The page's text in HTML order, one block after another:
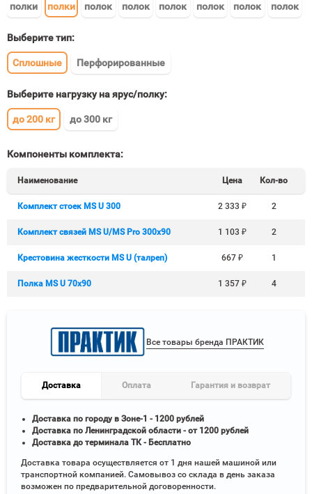
полки
полки
полок
полок
полок
полок
полок
полок
Выберите тип:
Сплошные Перфорированные
Выберите нагрузку на ярус/полку:
до 200 кг до 300 кг
Компоненты комплекта:
Наименование Цена Кол-во
Комплект стоек MS U 300 2 333 ₽ 2
Комплект связей MS U/MS Pro 300x90 1 103 ₽ 2
Крестовина жесткости MS U (талреп) 667 ₽ 1
Полка MS U 70х90 1 357 ₽ 4
Все товары бренда ПРАКТИК
Доставка Оплата Гарантия и возврат
Доставка по городу в Зоне-1 - 1200 рублей
Доставка по Ленинградской области - от 1200 рублей
Доставка до терминала ТК - Бесплатно
Доставка товара осуществляется от 1 дня нашей машиной или
транспортной компанией. Самовывоз со склада в день заказа
возможен по предварительной договоренности.